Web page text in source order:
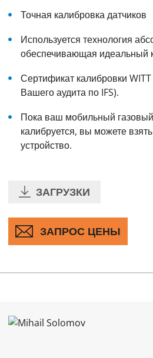
Точная калибровка датчиков
Используется технология
обеспечивающая идеальный
Сертификат калибровки
Вашего аудита по IFS).
Пока ваш мобильный
калибруется, вы можете
устройство.
ЗАГРУЗКИ
ЗАПРОС ЦЕНЫ